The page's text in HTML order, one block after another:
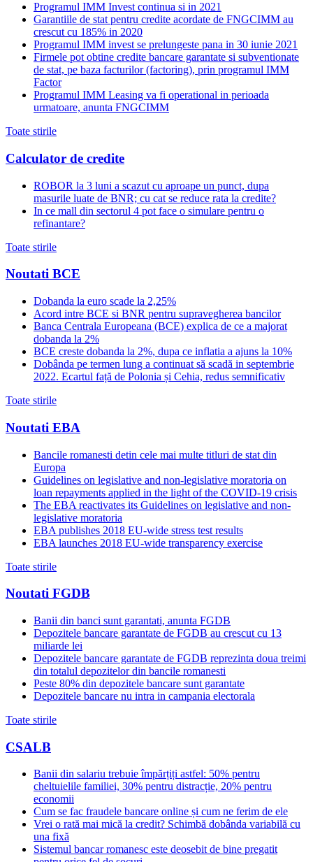
Programul IMM Invest continua si in 2021
Garantiile de stat pentru credite acordate de FNGCIMM au
crescut cu 185% in 2020
Programul IMM invest se prelungeste pana in 30 iunie 2021
Firmele pot obtine credite bancare garantate si subventionate
de stat, pe baza facturilor (factoring), prin programul IMM
Factor
Programul IMM Leasing va fi operational in perioada
urmatoare, anunta FNGCIMM
Toate stirile
Calculator de credite
ROBOR la 3 luni a scazut cu aproape un punct, dupa
masurile luate de BNR; cu cat se reduce rata la credite?
In ce mall din sectorul 4 pot face o simulare pentru o
refinantare?
Toate stirile
Noutati BCE
Dobanda la euro scade la 2,25%
Acord intre BCE si BNR pentru supravegherea bancilor
Banca Centrala Europeana (BCE) explica de ce a majorat
dobanda la 2%
BCE creste dobanda la 2%, dupa ce inflatia a ajuns la 10%
Dobânda pe termen lung a continuat să scadă in septembrie
2022. Ecartul față de Polonia și Cehia, redus semnificativ
Toate stirile
Noutati EBA
Bancile romanesti detin cele mai multe titluri de stat din
Europa
Guidelines on legislative and non-legislative moratoria on
loan repayments applied in the light of the COVID-19 crisis
The EBA reactivates its Guidelines on legislative and non-
legislative moratoria
EBA publishes 2018 EU-wide stress test results
EBA launches 2018 EU-wide transparency exercise
Toate stirile
Noutati FGDB
Banii din banci sunt garantati, anunta FGDB
Depozitele bancare garantate de FGDB au crescut cu 13
miliarde lei
Depozitele bancare garantate de FGDB reprezinta doua treimi
din totalul depozitelor din bancile romanesti
Peste 80% din depozitele bancare sunt garantate
Depozitele bancare nu intra in campania electorala
Toate stirile
CSALB
Banii din salariu trebuie împărțiți astfel: 50% pentru
cheltuielile familiei, 30% pentru distracție, 20% pentru
economii
Cum se fac fraudele bancare online și cum ne ferim de ele
Vrei o rată mai mică la credit? Schimbă dobânda variabilă cu
una fixă
Sistemul bancar romanesc este deosebit de bine pregatit